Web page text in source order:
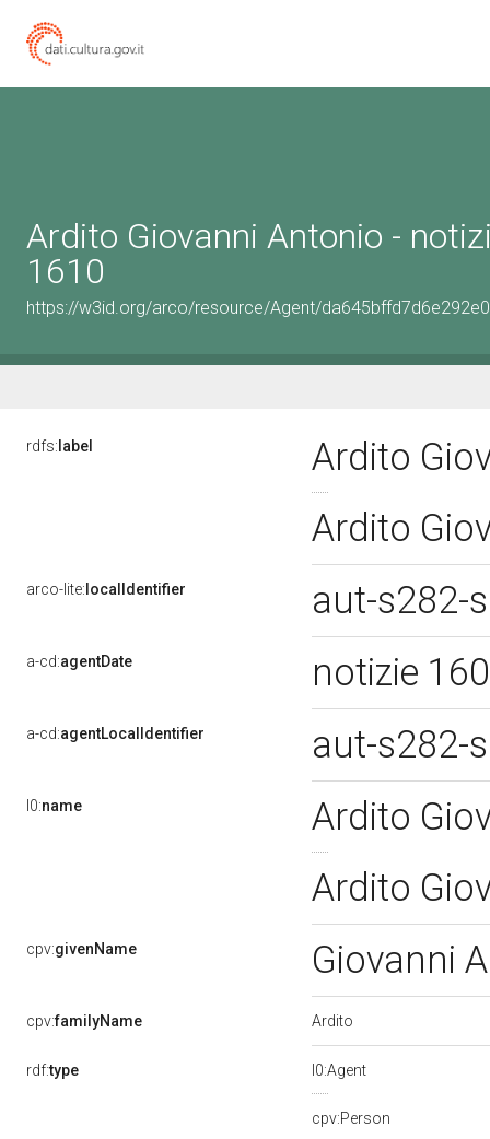
Ardito Giovanni Antonio -
1610
https://w3id.org/arco/resource/Agent/
rdfs: label
Ardito
Ardito
arco-lite: localIdentifier aut-s282-
a-cd:agentDate notizie
a-cd:agentLocalIdentifier aut-s282-
l0:name
Ardito
Ardito
cpv:givenName Giovanni
cpv:familyName Ardito
rdf:type l0:Agent
cpv:Person